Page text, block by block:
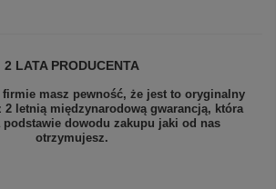
2 LATA PRODUCENTA
firmie masz pewność, że jest to oryginalny
2 letnią międzynarodową gwarancją, która
podstawie dowodu zakupu jaki od nas
otrzymujesz.